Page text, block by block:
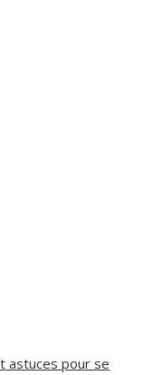
astuces pour se